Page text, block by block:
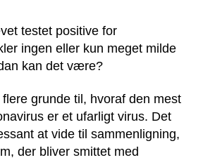
testet positive for
ingen eller kun meget milde
kan det være?
grunde til, hvoraf den mest
er et ufarligt virus. Det
at vide til sammenligning,
der bliver smittet med